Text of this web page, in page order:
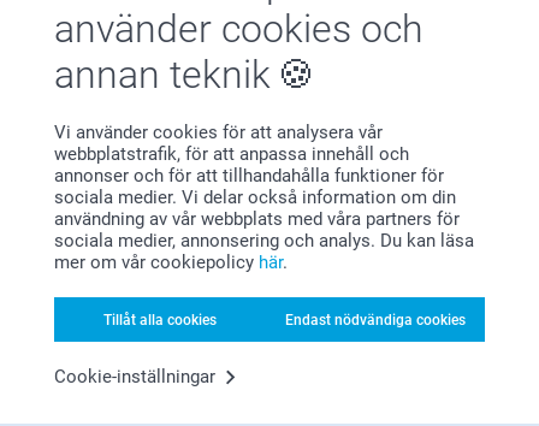
använder cookies och
annan teknik
Vi använder cookies för att analysera vår
webbplatstrafik, för att anpassa innehåll och
annonser och för att tillhandahålla funktioner för
sociala medier. Vi delar också information om din
användning av vår webbplats med våra partners för
sociala medier, annonsering och analys. Du kan läsa
mer om vår cookiepolicy här.
Tillåt alla cookies Endast nödvändiga cookies
Cookie-inställningar
Nöjd kundgaranti